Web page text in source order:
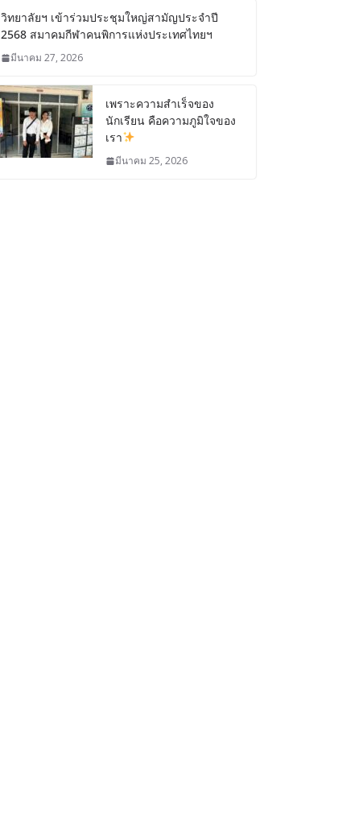
วิทยาลัยฯ เข้าร่วมประชุมใหญ่สามัญประจำปี
2568 สมาคมกีฬาคนพิการแห่งประเทศไทยฯ
มีนาคม 27, 2026
เพราะความสำเร็จของ
นักเรียน คือความภูมิใจของ
เรา
มีนาคม 25, 2026